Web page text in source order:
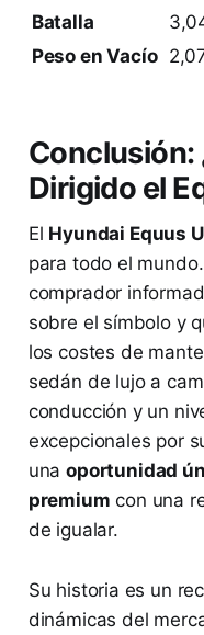
Batalla
Peso en Vacío
Conclusión:
Dirigido el
El Hyundai Equus
para todo el
comprador
sobre el símbolo y
los costes de
sedán de lujo a
conducción y un
excepcionales por
unaoportunidad
premium con una
de igualar.
Su historia es un
dinámicas del